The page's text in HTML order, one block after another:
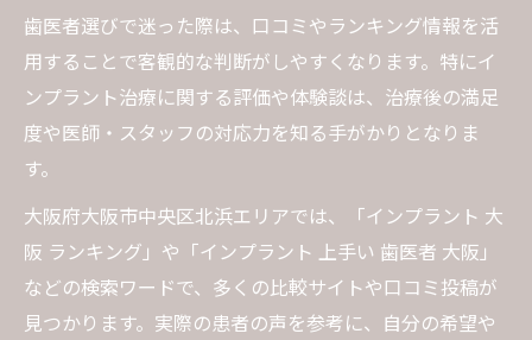
歯医者選びで迷った際は、口コミやランキング情報を活
用することで客観的な判断がしやすくなります。特にイ
ンプラント治療に関する評価や体験談は、治療後の満足
度や医師・スタッフの対応力を知る手がかりとなりま
す。
大阪府大阪市中央区北浜エリアでは、「インプラント 大
阪 ランキング」や「インプラント 上手い 歯医者 大阪」
などの検索ワードで、多くの比較サイトや口コミ投稿が
見つかります。実際の患者の声を参考に、自分の希望や